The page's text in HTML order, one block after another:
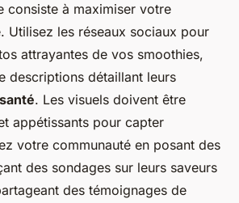
consiste à maximiser votre
Utilisez les réseaux sociaux pour
attrayantes de vos smoothies,
descriptions détaillant leurs
santé. Les visuels doivent être
appétissants pour capter
votre communauté en posant des
des sondages sur leurs saveurs
des témoignages de